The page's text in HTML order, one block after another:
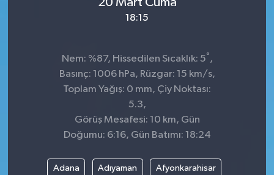
18:15
Nem: %87, Hissedilen Sıcaklık: 5° ,
Basınç: 1006 hPa, Rüzgar: 15 km/s,
Toplam Yağış: 0 mm, Çiy Noktası:
5.3,
Görüş Mesafesi: 10 km, Gün
Doğumu: 6:16, Gün Batımı: 18:24
Adana Adıyaman Afyonkarahisar